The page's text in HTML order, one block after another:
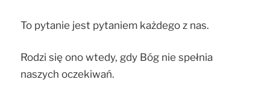
To pytanie jest pytaniem każdego z nas.
Rodzi się ono wtedy, gdy Bóg nie spełnia
naszych oczekiwań.